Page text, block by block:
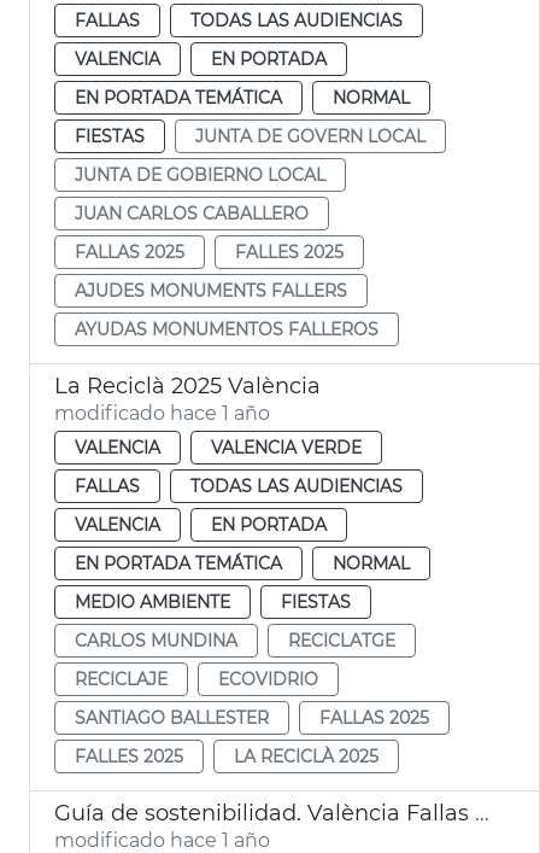
FALLAS
TODAS LAS AUDIENCIAS
VALENCIA
EN PORTADA
EN PORTADA TEMÁTICA
NORMAL
FIESTAS
JUNTA DE GOVERN LOCAL
JUNTA DE GOBIERNO LOCAL
JUAN CARLOS CABALLERO
FALLAS 2025
FALLES 2025
AJUDES MONUMENTS FALLERS
AYUDAS MONUMENTOS FALLEROS
La Reciclà 2025 València
modificado hace 1 año
VALENCIA
VALENCIA VERDE
FALLAS
TODAS LAS AUDIENCIAS
VALENCIA
EN PORTADA
EN PORTADA TEMÁTICA
NORMAL
MEDIO AMBIENTE
FIESTAS
CARLOS MUNDINA
RECICLATGE
RECICLAJE
ECOVIDRIO
SANTIAGO BALLESTER
FALLAS 2025
FALLES 2025
LA RECICLÀ 2025
Guía de sostenibilidad. València Fallas 2025
modificado hace 1 año